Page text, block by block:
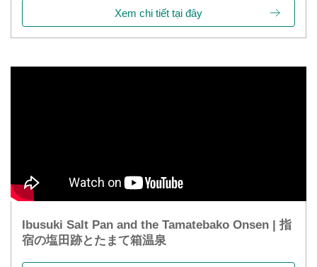
Xem chi tiết tại đây
Ibusuki Salt Pan and the Tamatebako Onsen | 指
宿の塩田跡とたまて箱温泉